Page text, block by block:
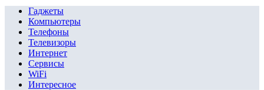
Гаджеты
Компьютеры
Телефоны
Телевизоры
Интернет
Сервисы
WiFi
Интересное